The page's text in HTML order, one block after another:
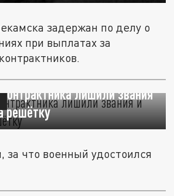
задержан по делу о
при выплатах за
лишили звания
решётку
за что военный удостоился